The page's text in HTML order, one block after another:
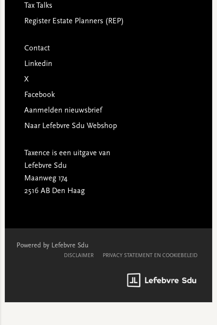
Tax Talks
Register Estate Planners (REP)
Contact
Linkedin
X
Facebook
Aanmelden nieuwsbrief
Naar Lefebvre Sdu Webshop
Taxence is een uitgave van
Lefebvre Sdu
Maanweg 174
2516 AB Den Haag
Powered by Lefebvre Sdu
DISCLAIMER PRIVACY STATEMENT EN COOKIEBELEID